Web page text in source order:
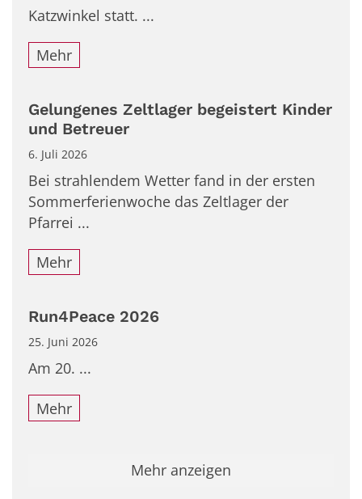
Katzwinkel statt. ...
Mehr
Gelungenes Zeltlager begeistert Kinder
und Betreuer
6. Juli 2026
Bei strahlendem Wetter fand in der ersten
Sommerferienwoche das Zeltlager der
Pfarrei ...
Mehr
Run4Peace 2026
25. Juni 2026
Am 20. ...
Mehr
Mehr anzeigen